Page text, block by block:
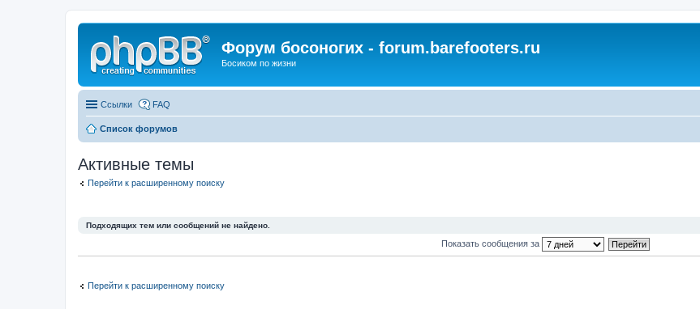
Форум босоногих - forum.barefooters.ru
Босиком по жизни
Ссылки FAQ
Список форумов
Активные темы
Перейти к расширенному поиску
Подходящих тем или сообщений не найдено.
Показать сообщения за
Перейти к расширенному поиску